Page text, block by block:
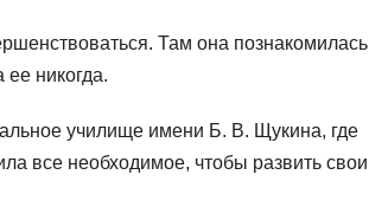
Там она познакомилась
ее никогда.
училище имени Б. В. Щукина, где
все необходимое, чтобы развить свои